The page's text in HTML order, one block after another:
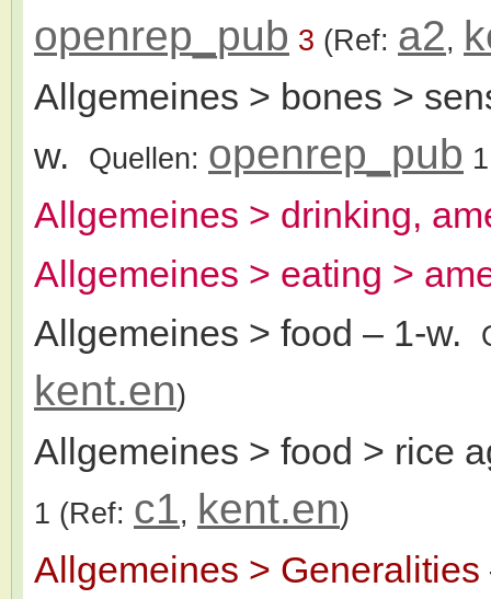
openrep_pub 3 (Ref: a2,
Allgemeines > bones >
w.
Quellen: openrep_pub 1
Allgemeines > drinking,
Allgemeines > eating >
Allgemeines > food – 1-w.
kent.en)
Allgemeines > food > rice
1 (Ref: c1, kent.en)
Allgemeines > Generalities